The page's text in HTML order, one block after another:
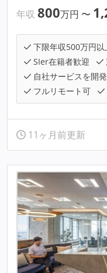
年収 800万円 〜
下限年収500万円以
SIer在籍者歓迎
自社サービスを開発
フルリモート可
11ヶ月前更新